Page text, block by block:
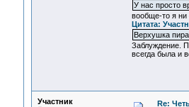
У нас просто
вообще-то я
Цитата:
Верхушка
Заблуждение.
всегда была и
Участник
Re: